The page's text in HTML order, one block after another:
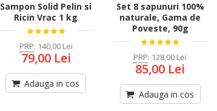
Sampon Solid Pelin si
Ricin Vrac 1 kg
PRP: 140,00 Lei
79,00 Lei
Adauga in cos
Set 8 sapunuri 100%
naturale, Gama de
Poveste, 90g
PRP: 128,00 Lei
85,00 Lei
Adauga in cos